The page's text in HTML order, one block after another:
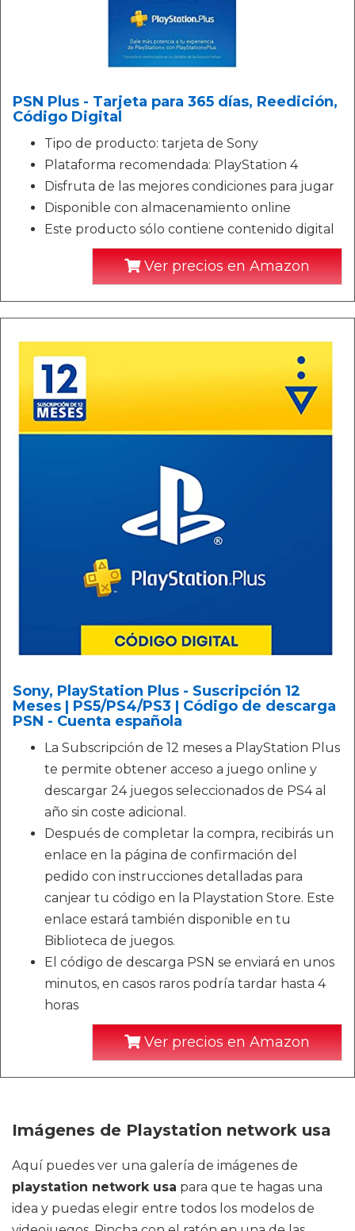
PSN Plus - Tarjeta para 365 días, Reedición,
Código Digital
Tipo de producto: tarjeta de Sony
Plataforma recomendada: PlayStation 4
Disfruta de las mejores condiciones para jugar
Disponible con almacenamiento online
Este producto sólo contiene contenido digital
Ver precios en Amazon
Sony, PlayStation Plus - Suscripción 12
Meses | PS5/PS4/PS3 | Código de descarga
PSN - Cuenta española
La Subscripción de 12 meses a PlayStation Plus
te permite obtener acceso a juego online y
descargar 24 juegos seleccionados de PS4 al
año sin coste adicional.
Después de completar la compra, recibirás un
enlace en la página de confirmación del
pedido con instrucciones detalladas para
canjear tu código en la Playstation Store. Este
enlace estará también disponible en tu
Biblioteca de juegos.
El código de descarga PSN se enviará en unos
minutos, en casos raros podría tardar hasta 4
horas
Ver precios en Amazon
Imágenes de Playstation network usa
Aquí puedes ver una galería de imágenes de
playstation network usa para que te hagas una
idea y puedas elegir entre todos los modelos de